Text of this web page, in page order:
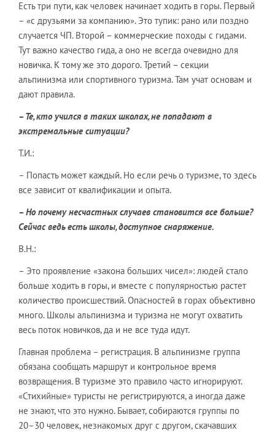
Есть три пути, как человек начинает ходить в горы. Первый
– «с друзьями за компанию». Это тупик: рано или поздно
случается ЧП. Второй – коммерческие походы с гидами.
Тут важно качество гида, а оно не всегда очевидно для
новичка. К тому же это дорого. Третий – секции
альпинизма или спортивного туризма. Там учат основам и
дают правила.
– Те, кто учился в таких школах, не попадают в
экстремальные ситуации?
Т.И.:
– Попасть может каждый. Но если речь о туризме, то здесь
все зависит от квалификации и опыта.
– Но почему несчастных случаев становится все больше?
Сейчас ведь есть школы, доступное снаряжение.
В.Н.:
– Это проявление «закона больших чисел»: людей стало
больше ходить в горы, и вместе с популярностью растет
количество происшествий. Опасностей в горах объективно
много. Школы альпинизма и туризма не могут охватить
весь поток новичков, да и не все туда идут.
Главная проблема – регистрация. В альпинизме группа
обязана сообщать маршрут и контрольное время
возвращения. В туризме это правило часто игнорируют.
«Стихийные» туристы не регистрируются, а иногда даже
не знают, что это нужно. Бывает, собираются группы по
20–30 человек, незнакомых друг с другом, скачавших